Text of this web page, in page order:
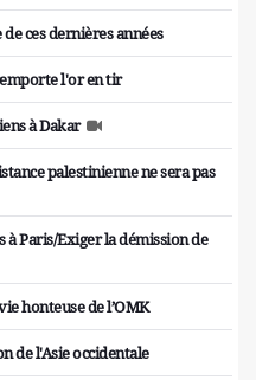
ces dernières années
l'or en tir
à Dakar
palestinienne ne sera pas
Paris/Exiger la démission de
honteuse de l’OMK
de l'Asie occidentale